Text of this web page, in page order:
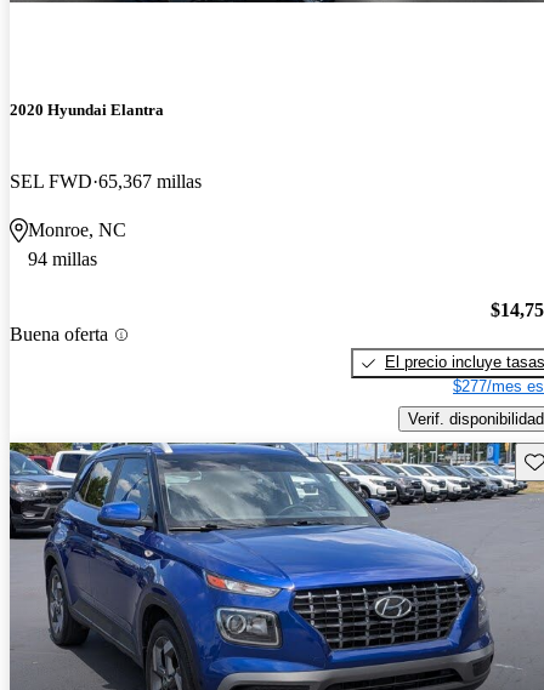
2020 Hyundai Elantra
SEL FWD 65,367 millas
Monroe, NC
94 millas
Buena oferta
El precio incluye tasas
$277/mes
Verif. disponibilidad